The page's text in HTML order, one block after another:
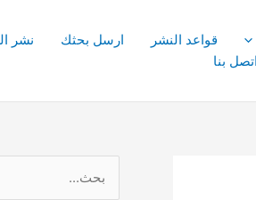
قواعد النشر ارسل بحثك
نشر
اتصل بنا